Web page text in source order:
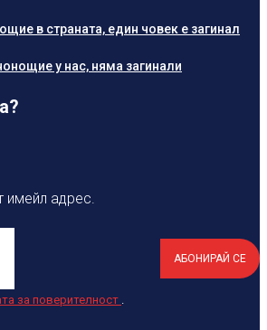
в страната, един човек е загинал
у нас, няма загинали
имейл адрес.
АБОНИРАЙ СЕ
за поверителност .